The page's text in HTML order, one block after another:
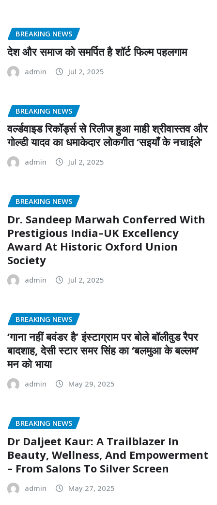
BREAKING NEWS
देश और समाज को समर्पित है शॉर्ट फिल्म पहलगाम
admin Jul 2, 2025
BREAKING NEWS
वर्ल्डवाइड रिकॉर्ड्स से रिलीज हुआ माही श्रीवास्तव और
गोल्डी यादव का धमाकेदार लोकगीत ‘सइयाँ के नचाईले’
admin Jul 2, 2025
BREAKING NEWS
Dr. Sandeep Marwah Conferred With
Prestigious India–UK Excellency
Award At Historic Oxford Union
Society
admin Jul 2, 2025
BREAKING NEWS
‘गाना नहीं बवंडर है’ इंस्टाग्राम पर बोले बॉलीवुड रैपर
बादशाह, देसी स्टार समर सिंह का ‘बलमुआ के बल्लम’
मन को भाया
admin May 29, 2025
BREAKING NEWS
Dr Daljeet Kaur: A Trailblazer In
Beauty, Wellness, And Empowerment
– From Salons To Silver Screen
admin May 27, 2025